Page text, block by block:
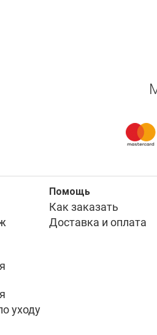
уходу
Помощь
Как заказать
Доставка и оплата